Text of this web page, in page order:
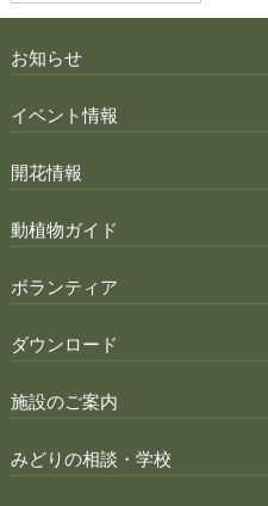
お知らせ
イベント情報
開花情報
動植物ガイド
ボランティア
ダウンロード
施設のご案内
みどりの相談・学校